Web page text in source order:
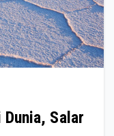
Salar